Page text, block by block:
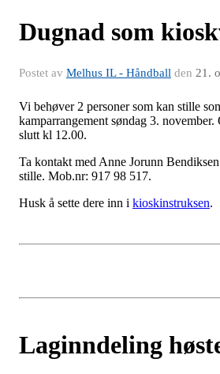
Dugnad som
Postet av Melhus IL - Håndball den 21.
Vi behøver 2 personer som kan stille
kamparrangement søndag 3.
slutt kl 12.00.
Ta kontakt med Anne Jorunn
stille. Mob.nr: 917 98 517.
Husk å sette dere inn i kioskinstruksen.
Laginndeling